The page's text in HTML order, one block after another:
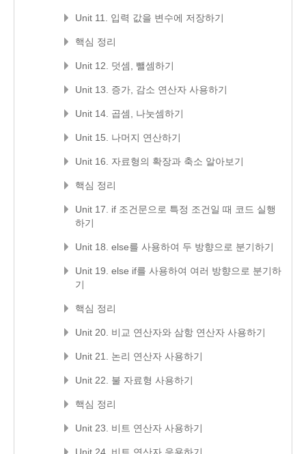
Unit 11. 입력 값을 변수에 저장하기
핵심 정리
Unit 12. 덧셈, 뺄셈하기
Unit 13. 증가, 감소 연산자 사용하기
Unit 14. 곱셈, 나눗셈하기
Unit 15. 나머지 연산하기
Unit 16. 자료형의 확장과 축소 알아보기
핵심 정리
Unit 17. if 조건문으로 특정 조건일 때 코드 실행
하기
Unit 18. else를 사용하여 두 방향으로 분기하기
Unit 19. else if를 사용하여 여러 방향으로 분기하
기
핵심 정리
Unit 20. 비교 연산자와 삼항 연산자 사용하기
Unit 21. 논리 연산자 사용하기
Unit 22. 불 자료형 사용하기
핵심 정리
Unit 23. 비트 연산자 사용하기
Unit 24. 비트 연산자 응용하기